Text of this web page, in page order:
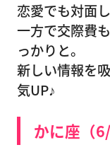
恋愛でも対面
一方で交際費
っかりと。
新しい情報を
気UP♪
かに座